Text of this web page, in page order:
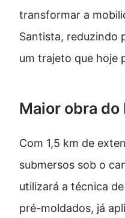
transformar a
Santista, reduzindo
um trajeto que hoje
Maior obra do
Com 1,5 km de
submersos sob o
utilizará a técnica
pré-moldados, já